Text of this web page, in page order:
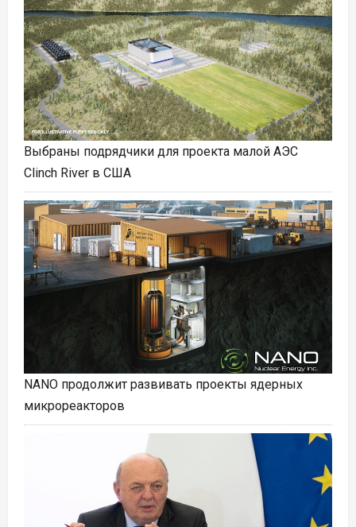
Выбраны подрядчики для проекта малой АЭС
Clinch River в США
NANO продолжит развивать проекты ядерных
микрореакторов